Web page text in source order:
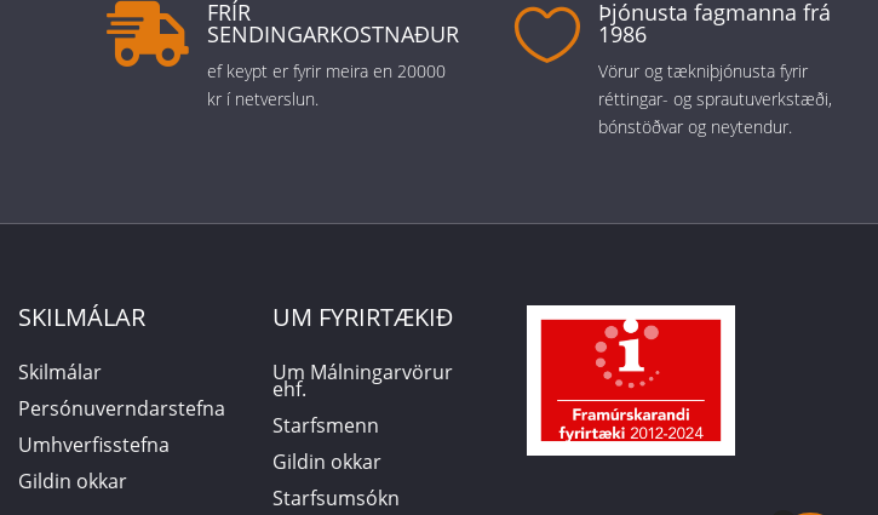
 FRÍR
SENDINGARKOSTNAÐUR
ef keypt er fyrir meira en 20000
kr í netverslun.
 Þjónusta fagmanna frá
1986
Vörur og tækniþjónusta fyrir
réttingar- og sprautuverkstæði,
bónstöðvar og neytendur.
SKILMÁLAR
Skilmálar
Persónuverndarstefna
Umhverfisstefna
Gildin okkar
UM FYRIRTÆKIÐ
Um Málningarvörur
ehf.
Starfsmenn
Gildin okkar
Starfsumsókn